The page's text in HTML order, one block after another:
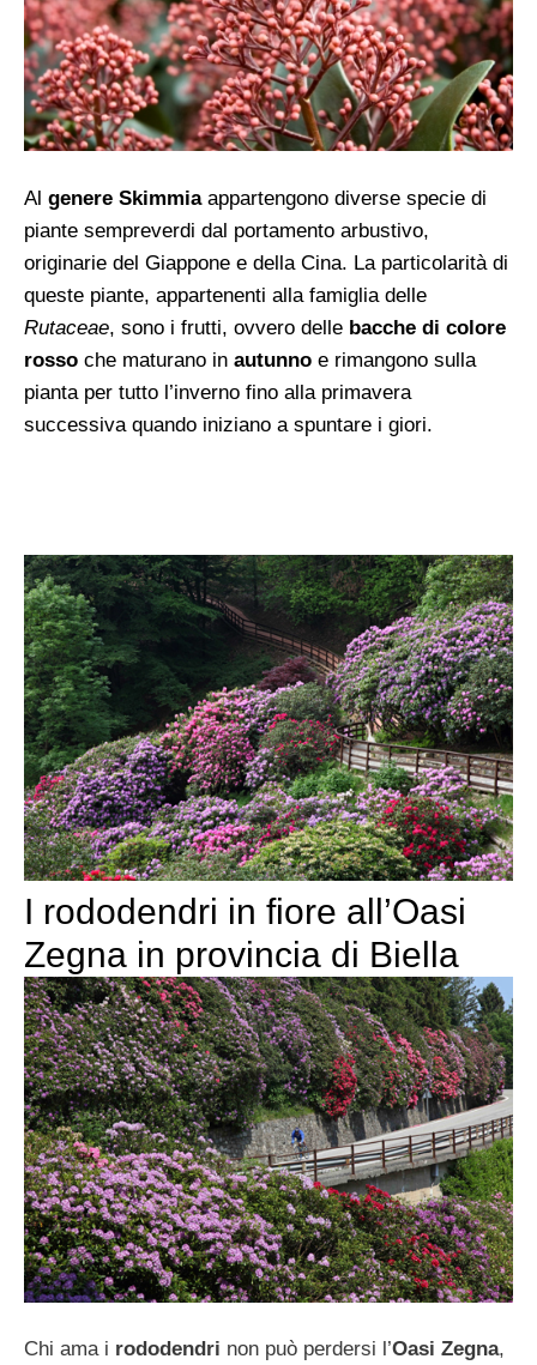
Al genere Skimmiaappartengono diverse specie di
piante sempreverdi dal portamento arbustivo,
originarie del Giappone e della Cina. La particolarità di
queste piante, appartenenti alla famiglia delle
Rutaceae, sono i frutti, ovvero delle bacche di colore
rosso che maturano in autunno e rimangono sulla
pianta per tutto l’inverno fino alla primavera
successiva quando iniziano a spuntare i giori.
I rododendri in fiore all’Oasi
Zegna in provincia di Biella
Chi ama i rododendri non può perdersi l’Oasi Zegna,